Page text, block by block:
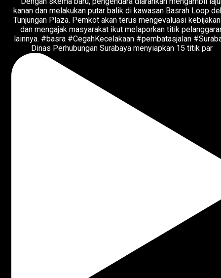
Dinas Perhubungan Surabaya menyiapkan 15 titik par